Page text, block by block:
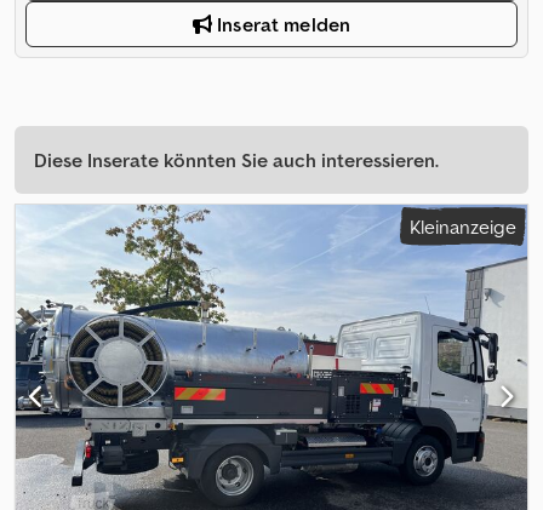
Inserat melden
Diese Inserate könnten Sie auch interessieren.
Kleinanzeige